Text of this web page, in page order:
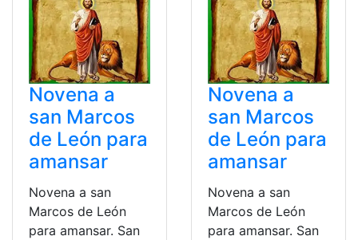
Novena a
san Marcos
de León para
amansar
Novena a san
Marcos de León
para amansar. San
Novena a
san Marcos
de León para
amansar
Novena a san
Marcos de León
para amansar. San